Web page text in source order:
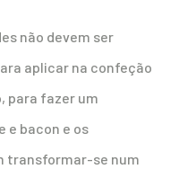
não devem ser
aplicar na confeção
para fazer um
e bacon e os
transformar-se num